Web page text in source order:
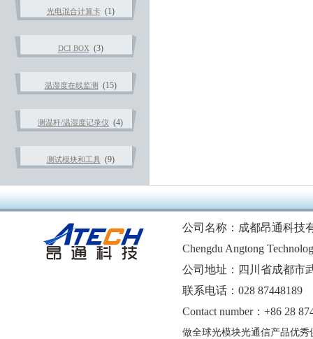
光电混合计算卡(1)
DCI BOX(3)
温湿度在线监测 (15)
测温杆/温湿度记录仪 (4)
测试模块和工具(9)
公司名称：成都昂通科技
Chengdu Angtong
公司地址：四川省成都市
联系电话：028 87448189
Contact number：+86 28
做全球光模块光通信产品优